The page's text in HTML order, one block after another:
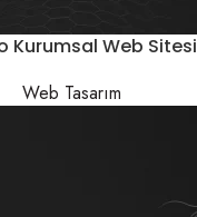
Kurumsal Web Sitesi
Web Tasarım